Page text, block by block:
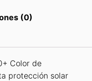
(0)
Color de
protección solar